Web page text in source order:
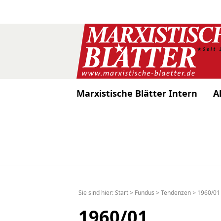
Marxistische Blätter Intern
Sie sind hier:Start > Fundus >Tendenzen > 1960/01